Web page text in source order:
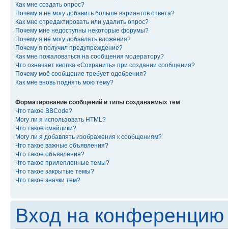
Как мне создать опрос?
Почему я не могу добавить больше вариантов ответа?
Как мне отредактировать или удалить опрос?
Почему мне недоступны некоторые форумы?
Почему я не могу добавлять вложения?
Почему я получил предупреждение?
Как мне пожаловаться на сообщения модератору?
Что означает кнопка «Сохранить» при создании сообщения?
Почему моё сообщение требует одобрения?
Как мне вновь поднять мою тему?
Форматирование сообщений и типы создаваемых тем
Что такое BBCode?
Могу ли я использовать HTML?
Что такое смайлики?
Могу ли я добавлять изображения к сообщениям?
Что такое важные объявления?
Что такое объявления?
Что такое прилепленные темы?
Что такое закрытые темы?
Что такое значки тем?
Вход на конференцию